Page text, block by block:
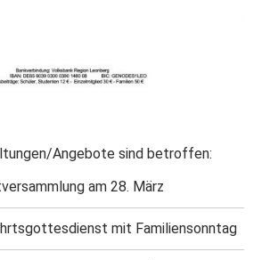
Angebote sind betroffen:
am 28. März
mit Familiensonntag